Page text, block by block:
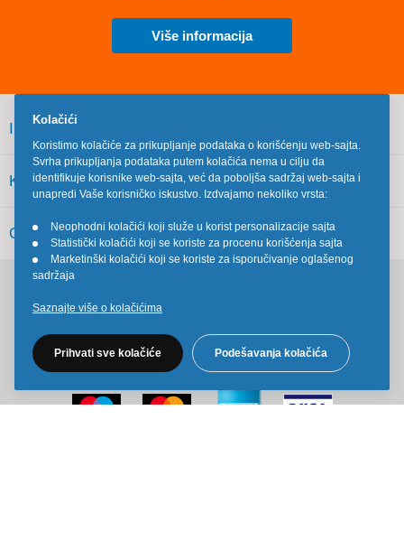
Više informacija
INFORMACIJE
KORISNIČKI SERVIS
OSTALO
Kolačići
Koristimo kolačiće za prikupljanje podataka o korišćenju web-sajta.
Svrha prikupljanja podataka putem kolačića nema u cilju da
identifikuje korisnike web-sajta, već da poboljša sadržaj web-sajta i
unapredi Vaše korisničko iskustvo. Izdvajamo nekoliko vrsta:
•
Neophodni kolačići koji služe u korist personalizacije sajta
•
Statistički kolačići koji se koriste za procenu korišćenja sajta
•
Marketinški kolačići koji se koriste za isporučivanje oglašenog
sadržaja
Saznajte više o kolačićima
Prihvati sve kolačiće Podešavanja kolačića
Pratite nas na društvenim mrežama